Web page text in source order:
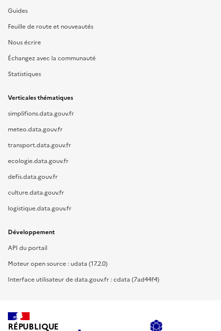
Guides
Feuille de route et nouveautés
Nous écrire
Échangez avec la communauté
Statistiques
Verticales thématiques
simplifions.data.gouv.fr
meteo.data.gouv.fr
transport.data.gouv.fr
ecologie.data.gouv.fr
defis.data.gouv.fr
culture.data.gouv.fr
logistique.data.gouv.fr
Développement
API du portail
Moteur open source : udata (17.2.0)
Interface utilisateur de data.gouv.fr : cdata (7ad44f4)
RÉPUBLIQUE